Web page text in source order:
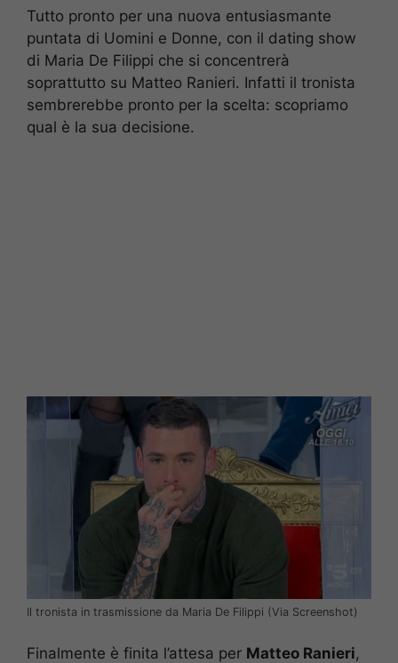
Tutto pronto per una nuova entusiasmante
puntata di Uomini e Donne, con il dating show
di Maria De Filippi che si concentrerà
soprattutto su Matteo Ranieri. Infatti il tronista
sembrerebbe pronto per la scelta: scopriamo
qual è la sua decisione.
Il tronista in trasmissione da Maria De Filippi (Via Screenshot)
Finalmente è finita l’attesa per Matteo Ranieri,